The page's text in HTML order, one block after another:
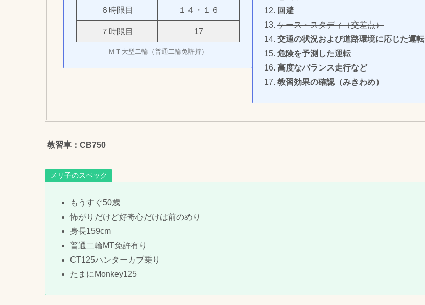
６時限目 １４・１６
７時限目 17
ＭＴ大型二輪（普通二輪免許持）
回避
ケース・スタディ（交差点）
交通の状況および道路環境に応じた運転
危険を予測した運転
高度なバランス走行など
教習効果の確認（みきわめ）
教習車：CB750
メリ子のスペック
もうすぐ50歳
怖がりだけど好奇心だけは前のめり
身長159cm
普通二輪MT免許有り
CT125ハンターカブ乗り
たまにMonkey125